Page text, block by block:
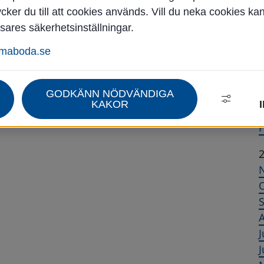
du till att cookies används. Vill du neka cookies
säkerhetsinställningar.
GODKÄNN NÖDVÄNDIGA
KAKOR